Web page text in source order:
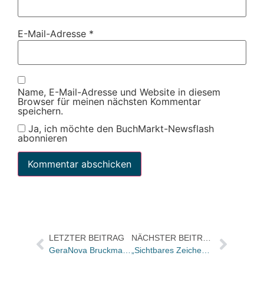
E-Mail-Adresse *
Name, E-Mail-Adresse und Website in diesem
Browser für meinen nächsten Kommentar
speichern.
Ja, ich möchte den BuchMarkt-Newsflash
abonnieren
LETZTER BEITRAG